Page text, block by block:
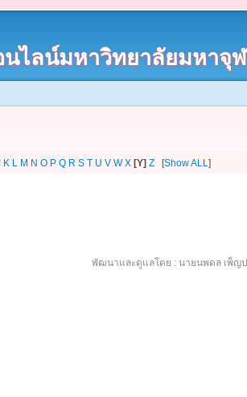
นไลน์มหาวิทยาลัยมหาจุ
K L M N O P Q R S T U V W X [Y] Z [Show ALL]
พัฒนาและดูแลโดย : นายนพดล เพ็ญ